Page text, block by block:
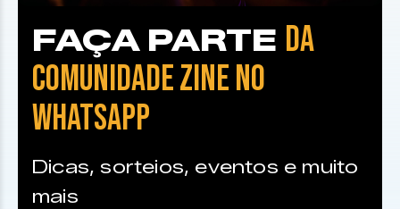
FAÇA PARTE DA
COMUNIDADE ZINE NO
WHATSAPP
Dicas, sorteios, eventos e muito
mais